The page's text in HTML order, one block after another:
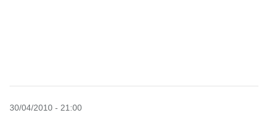
30/04/2010 - 21:00